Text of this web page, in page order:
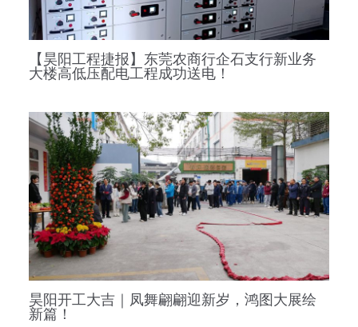
【昊阳工程捷报】东莞农商行企石支行新业务
大楼高低压配电工程成功送电！
昊阳开工大吉｜凤舞翩翩迎新岁，鸿图大展绘
新篇！